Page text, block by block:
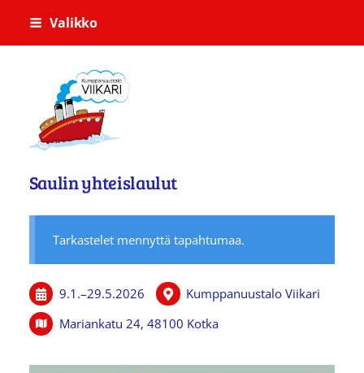
Siirry
Valikko
Kumppanuustalo Viikari
Saulin yhteislaulut
Tarkastelet mennyttä tapahtumaa.
9.1.–29.5.2026
Kumppanuustalo Viikari
Mariankatu 24, 48100 Kotka